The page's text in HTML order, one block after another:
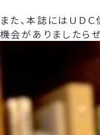
また、本誌にはＵＤ
機会がありましたら